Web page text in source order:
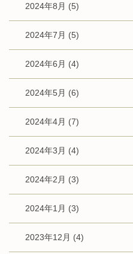
2024年8月 (5)
2024年7月 (5)
2024年6月 (4)
2024年5月 (6)
2024年4月 (7)
2024年3月 (4)
2024年2月 (3)
2024年1月 (3)
2023年12月 (4)